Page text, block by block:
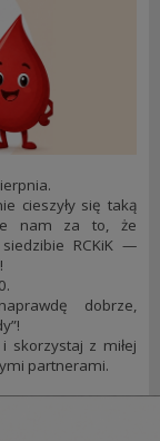
cieszyły się taką
nam za to, że
RCKiK —
dobrze,
skorzystaj z miłej
partnerami.